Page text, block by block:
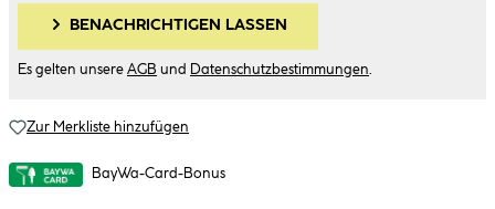
BENACHRICHTIGEN LASSEN
Es gelten unsere AGB und Datenschutzbestimmungen
Zur Merkliste hinzufügen
BayWa-Card-Bonus